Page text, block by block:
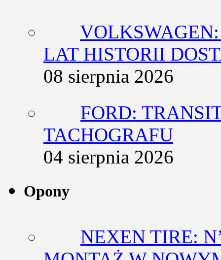
LAT HISTORII
08 sierpnia 2026
FORD:
TACHOGRAFU
04 sierpnia 2026
Opony
NEXEN TIRE: